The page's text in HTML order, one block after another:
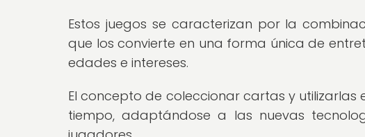
Estos juegos se caracterizan por la
que los convierte en una forma única de
edades e intereses.
El concepto de coleccionar cartas y
tiempo, adaptándose a las nuevas